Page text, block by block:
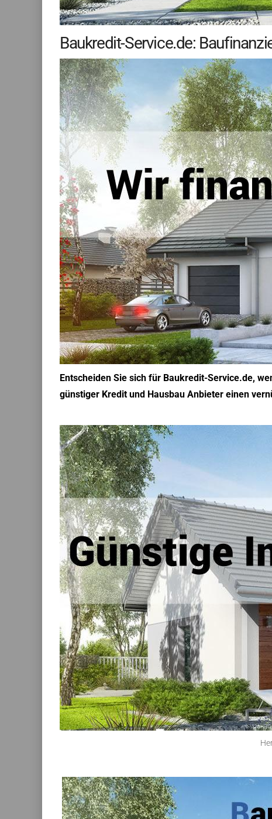
Baukredit-Service.de:
Entscheiden Sie sich für Baukredit-Service.de,
günstiger Kredit und Hausbau Anbieter einen